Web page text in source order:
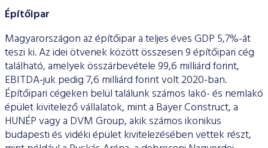
Építőipar
Magyarországon az építőipar a teljes éves GDP 5,7%-át
teszi ki. Az idei ötvenek között összesen 9 építőipari cég
található, amelyek összárbevétele 99,6 milliárd forint,
EBITDA-juk pedig 7,6 milliárd forint volt 2020-ban.
Építőipari cégeken belül találunk számos lakó- és nemlakó
épület kivitelező vállalatok, mint a Bayer Construct, a
HUNÉP vagy a DVM Group, akik számos ikonikus
budapesti és vidéki épület kivitelezésében vettek részt,